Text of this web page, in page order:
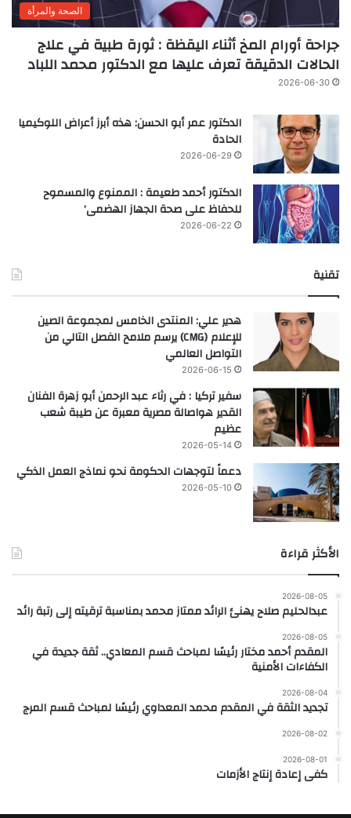
الصحة والمرأة
جراحة أورام المخ أثناء اليقظة : ثورة طبية في علاج
الحالات الدقيقة تعرف عليها مع الدكتور محمد اللباد
2026-06-30
الدكتور عمر أبو الحسن: هذه أبرز أعراض اللوكيميا
الحادة
2026-06-29
الدكتور أحمد طعيمة : الممنوع والمسموح
للحفاظ على صحة الجهاز الهضمى’
2026-06-22
تقنية
هدير علي: المنتدى الخامس لمجموعة الصين
للإعلام (CMG) يرسم ملامح الفصل التالي من
التواصل العالمي
2026-06-15
سفير تركيا : في رثاء عبد الرحمن أبو زهرة الفنان
القدير هواصالة مصرية معبرة عن طيبة شعب
عظيم
2026-05-14
دعماً لتوجهات الحكومة نحو نماذج العمل الذكي
2026-05-10
الأكثر قراءة
2026-08-05
عبدالحليم صلاح يهنئ الرائد ممتاز محمد بمناسبة ترقيته إلى رتبة رائد
2026-08-05
المقدم أحمد مختار رئيسًا لمباحث قسم المعادي.. ثقة جديدة في
الكفاءات الأمنية
2026-08-04
تجديد الثقة في المقدم محمد المعداوي رئيسًا لمباحث قسم المرج
2026-08-02
2026-08-01
كفى إعادة إنتاج الأزمات